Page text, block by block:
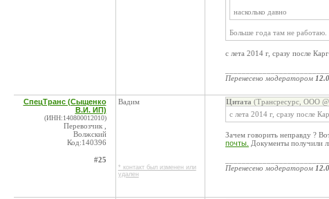
насколько давно
Больше года там не
с лета 2014 г, сразу после
Перенесено модератором
СпецТранс (Сыщенко
В.И. ИП)
(ИНН:140800012010)
Перевозчик ,
Волжский
Код:140396
#25
Вадим
* контакт был изменен или
удален
Цитата (Трансресурс, ООО
с лета 2014 г, сразу после
Зачем говорить неправду ?
почты. Документы получили
Перенесено модератором